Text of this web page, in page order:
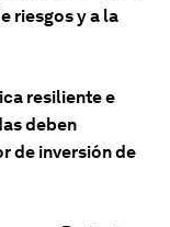
riesgos y a la
resiliente e
deben
de inversión de